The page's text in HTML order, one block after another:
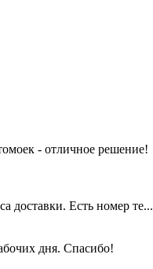
- отличное решение!
доставки. Есть номер те...
дня. Спасибо!